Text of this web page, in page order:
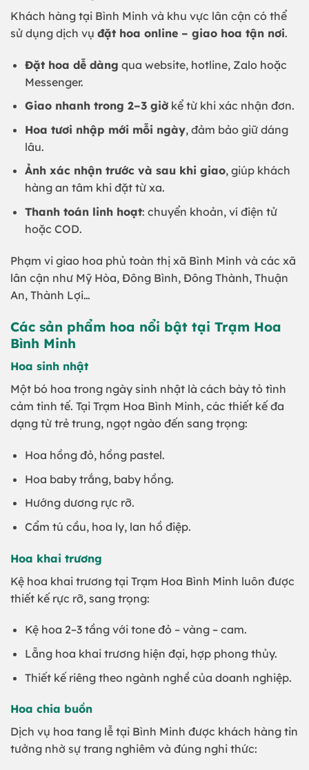
Khách hàng tại Bình Minh và khu vực lân cận có thể
sử dụng dịch vụ đặt hoa online – giao hoa tận nơi.
Đặt hoa dễ dàng qua website, hotline, Zalo hoặc
Messenger.
Giao nhanh trong 2–3 giờkể từ khi xác nhận đơn.
Hoa tươi nhập mới mỗi ngày, đảm bảo giữ dáng
lâu.
Ảnh xác nhận trước và sau khi giao, giúp khách
hàng an tâm khi đặt từ xa.
Thanh toán linh hoạt: chuyển khoản, ví điện tử
hoặc COD.
Phạm vi giao hoa phủ toàn thị xã Bình Minh và các xã
lân cận như Mỹ Hòa, Đông Bình, Đông Thành, Thuận
An, Thành Lợi…
Các sản phẩm hoa nổi bật tại Trạm Hoa
Bình Minh
Hoa sinh nhật
Một bó hoa trong ngày sinh nhật là cách bày tỏ tình
cảm tinh tế. Tại Trạm Hoa Bình Minh, các thiết kế đa
dạng từ trẻ trung, ngọt ngào đến sang trọng:
Hoa hồng đỏ, hồng pastel.
Hoa baby trắng, baby hồng.
Hướng dương rực rỡ.
Cẩm tú cầu, hoa ly, lan hồ điệp.
Hoa khai trương
Kệ hoa khai trương tại Trạm Hoa Bình Minh luôn được
thiết kế rực rỡ, sang trọng:
Kệ hoa 2–3 tầng với tone đỏ – vàng – cam.
Lẵng hoa khai trương hiện đại, hợp phong thủy.
Thiết kế riêng theo ngành nghề của doanh nghiệp.
Hoa chia buồn
Dịch vụ hoa tang lễ tại Bình Minh được khách hàng tin
tưởng nhờ sự trang nghiêm và đúng nghi thức: